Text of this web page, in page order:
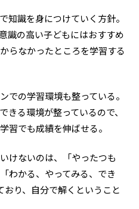
知識を身につけていく方針。
識の高い子どもにはおすすめ
らなかったところを学習する
での学習環境も整っている。
きる環境が整っているので、
習でも成績を伸ばせる。
けないのは、「やったつも
わかる、やってみる、でき
り、自分で解くということ